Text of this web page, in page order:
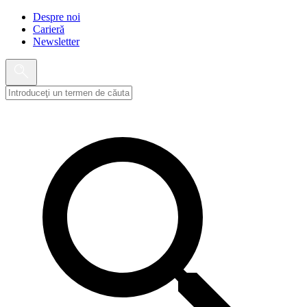
Despre noi
Carieră
Newsletter